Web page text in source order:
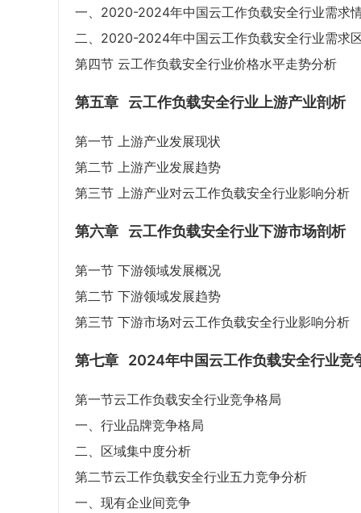
一、2020-2024年中国云工作负载安全行业需求
二、2020-2024年中国云工作负载安全行业需求
第四节 云工作负载安全行业价格水平走势分析
第五章 云工作负载安全行业上游产业剖析
第一节 上游产业发展现状
第二节 上游产业发展趋势
第三节 上游产业对云工作负载安全行业影响分析
第六章 云工作负载安全行业下游市场剖析
第一节 下游领域发展概况
第二节 下游领域发展趋势
第三节 下游市场对云工作负载安全行业影响分析
第七章 2024年中国云工作负载安全行业竞
第一节云工作负载安全行业竞争格局
一、行业品牌竞争格局
二、区域集中度分析
第二节云工作负载安全行业五力竞争分析
一、现有企业间竞争